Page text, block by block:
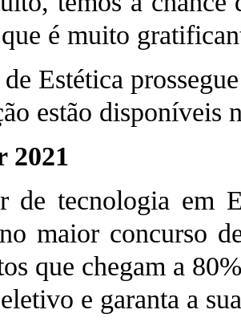
é muito
Estética
estão disponíveis
2021
de tecnologia em
maior concurso
que chegam a
e garanta a